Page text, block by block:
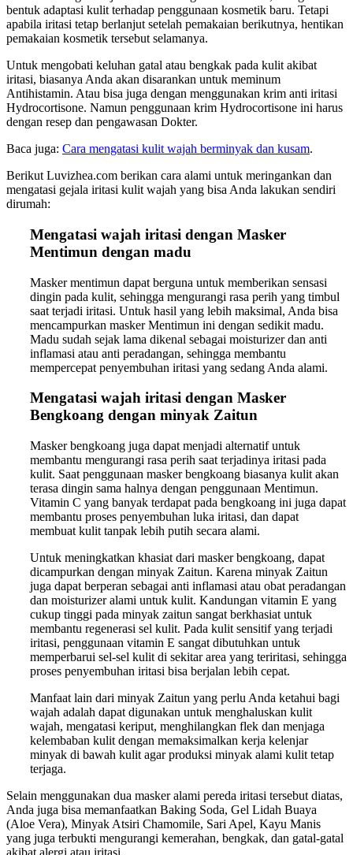
bentuk adaptasi kulit terhadap penggunaan kosmetik baru. Tetapi
apabila iritasi tetap berlanjut setelah pemakaian berikutnya, hentikan
pemakaian kosmetik tersebut selamanya.
Untuk mengobati keluhan gatal atau bengkak pada kulit akibat
iritasi, biasanya Anda akan disarankan untuk meminum
Antihistamin. Atau bisa juga dengan menggunakan krim anti iritasi
Hydrocortisone. Namun penggunaan krim Hydrocortisone ini harus
dengan resep dan pengawasan Dokter.
Baca juga: Cara mengatasi kulit wajah berminyak dan kusam.
Berikut Luvizhea.com berikan cara alami untuk meringankan dan
mengatasi gejala iritasi kulit wajah yang bisa Anda lakukan sendiri
dirumah:
Mengatasi wajah iritasi dengan Masker
Mentimun dengan madu
Masker mentimun dapat berguna untuk memberikan sensasi
dingin pada kulit, sehingga mengurangi rasa perih yang timbul
saat terjadi iritasi. Untuk hasil yang lebih maksimal, Anda bisa
mencampurkan masker Mentimun ini dengan sedikit madu.
Madu sudah sejak lama dikenal sebagai moisturizer dan anti
inflamasi atau anti peradangan, sehingga membantu
mempercepat penyembuhan iritasi yang sedang Anda alami.
Mengatasi wajah iritasi dengan Masker
Bengkoang dengan minyak Zaitun
Masker bengkoang juga dapat menjadi alternatif untuk
membantu mengurangi rasa perih saat terjadinya iritasi pada
kulit. Saat penggunaan masker bengkoang biasanya kulit akan
terasa dingin sama halnya dengan penggunaan Mentimun.
Vitamin C yang banyak terdapat pada bengkoang ini juga dapat
membantu proses penyembuhan luka iritasi, dan dapat
membuat kulit tanpak lebih putih secara alami.
Untuk meningkatkan khasiat dari masker bengkoang, dapat
dicampurkan dengan minyak Zaitun. Karena minyak Zaitun
juga dapat berperan sebagai anti inflamasi atau obat peradangan
dan moisturizer alami untuk kulit. Kandungan vitamin E yang
cukup tinggi pada minyak zaitun sangat berkhasiat untuk
membantu regenerasi sel kulit. Pada kulit sensitif yang terjadi
iritasi, penggunaan vitamin E sangat dibutuhkan untuk
memperbarui sel-sel kulit di sekitar area yang teriritasi, sehingga
proses penyembuhan iritasi bisa berjalan lebih cepat.
Manfaat lain dari minyak Zaitun yang perlu Anda ketahui bagi
wajah adalah dapat digunakan untuk menghaluskan kulit
wajah, mengatasi keriput, menghilangkan flek dan menjaga
kelembaban kulit dengan memaksimalkan kerja kelenjar
minyak di bawah kulit agar produksi minyak alami kulit tetap
terjaga.
Selain menggunakan dua masker alami pereda iritasi tersebut diatas,
Anda juga bisa memanfaatkan Baking Soda, Gel Lidah Buaya
(Aloe Vera), Minyak Atsiri Chamomile, Sari Apel, Kayu Manis
yang juga terbukti mengurangi kemerahan, bengkak, dan gatal-gatal